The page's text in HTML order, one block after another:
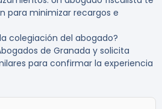
para minimizar recargos e
colegiación del abogado?
de Granada y solicita
para confirmar la experiencia